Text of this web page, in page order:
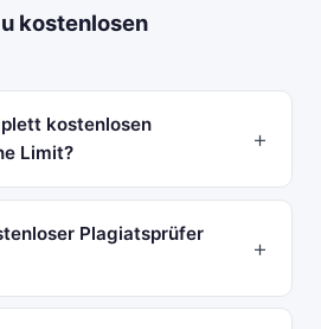
kostenlosen
kostenlosen
Limit?
Plagiatsprüfer